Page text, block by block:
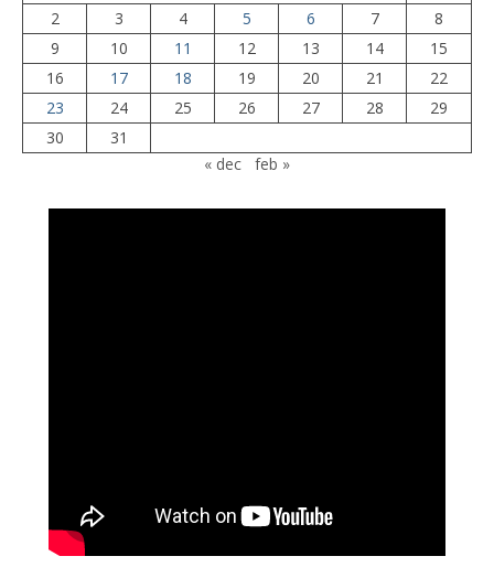
2
3 4 5 6 7
8
9
10 11 12 13 14
15
16
17 18 19 20 21
22
23
24 25 26 27 28
29
30
31
« dec
feb »